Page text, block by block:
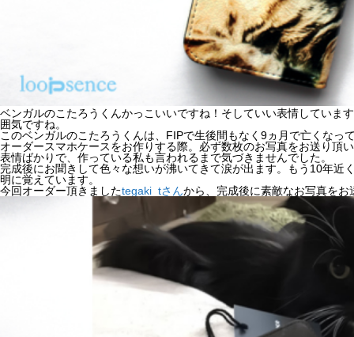
ベンガルのこたろうくんかっこいいですね！そしていい表情してい
囲気ですね。
このベンガルのこたろうくんは、FIPで生後間もなく9ヵ月で亡くな
オーダースマホケースをお作りする際。必ず数枚のお写真をお送り頂
表情ばかりで、作っている私も言われるまで気づきませんでした。
完成後にお聞きして色々な想いが沸いてきて涙が出ます。もう10年
明に覚えています。
今回オーダー頂きましたtegaki_tさんから、完成後に素敵なお写真をお